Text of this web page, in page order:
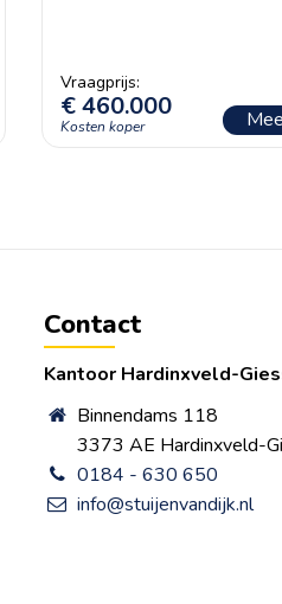
€460.000
Contact
Kantoor Hardinxveld-
Binnendams 118
3373 AE Hardinxveld-
0184 - 630 650
info@stuijenvandijk.nl